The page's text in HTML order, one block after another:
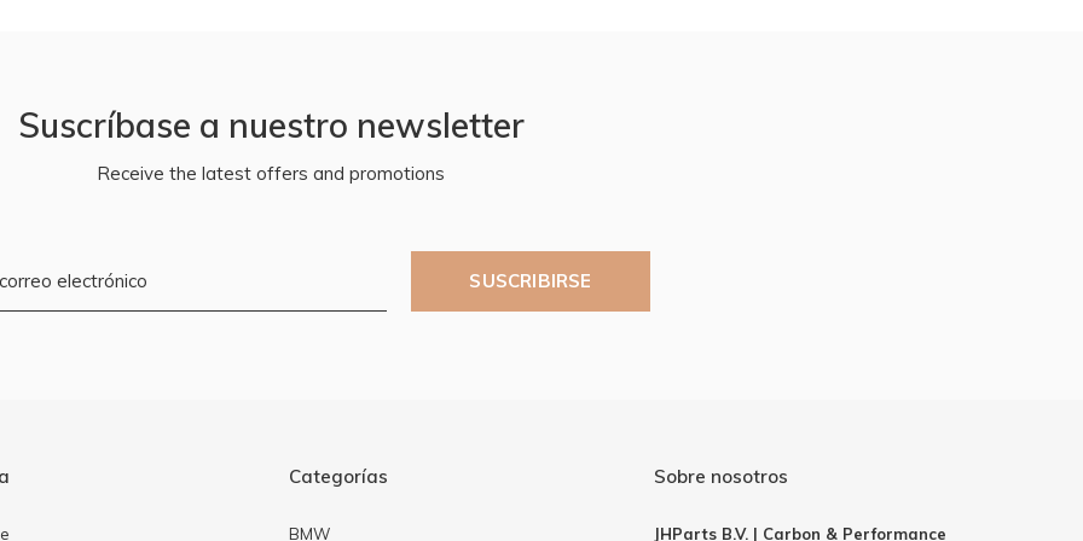
Suscríbase a nuestro newsletter
Receive the latest offers and promotions
SUSCRIBIRSE
Categorías
BMW
Sobre nosotros
JHParts B.V. | Carbon & Performance